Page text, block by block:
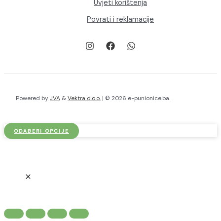
Uvjeti korištenja
Povrati i reklamacije
Powered byJVA &Vektra d.o.o. | © 2026 e-punionice.ba.
ODABERI OPCIJE